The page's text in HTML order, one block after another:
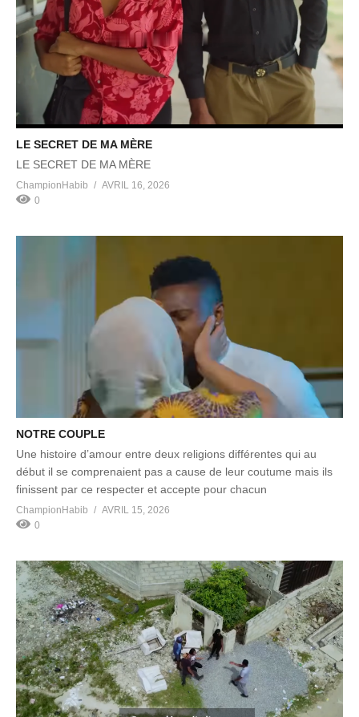
LE SECRET DE MA MÈRE
LE SECRET DE MA MÈRE
ChampionHabib
AVRIL 16, 2026
0
NOTRE COUPLE
Une histoire d’amour entre deux religions différentes qui au
début il se comprenaient pas a cause de leur coutume mais ils
finissent par ce respecter et accepte pour chacun
ChampionHabib
AVRIL 15, 2026
0